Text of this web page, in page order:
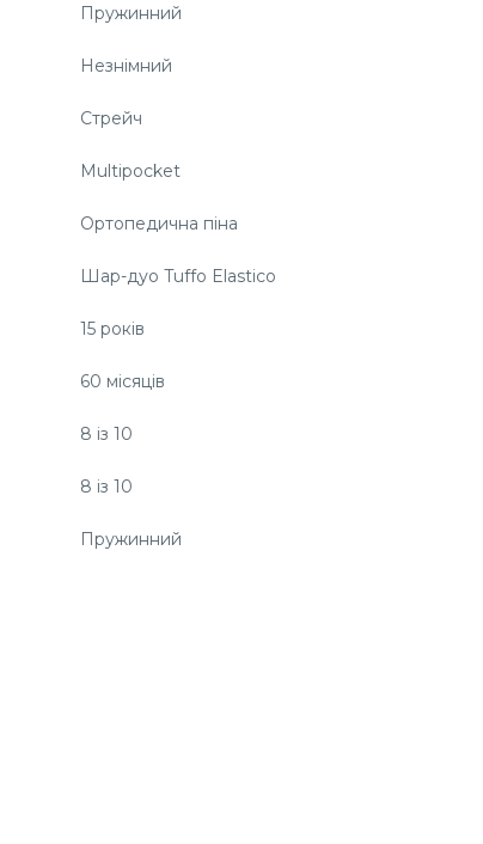
Пружинний
Незнімний
Стрейч
Multipocket
Ортопедична піна
Шар-дуо Tuffo Elastico
15 років
60 місяців
8 із 10
8 із 10
Пружинний